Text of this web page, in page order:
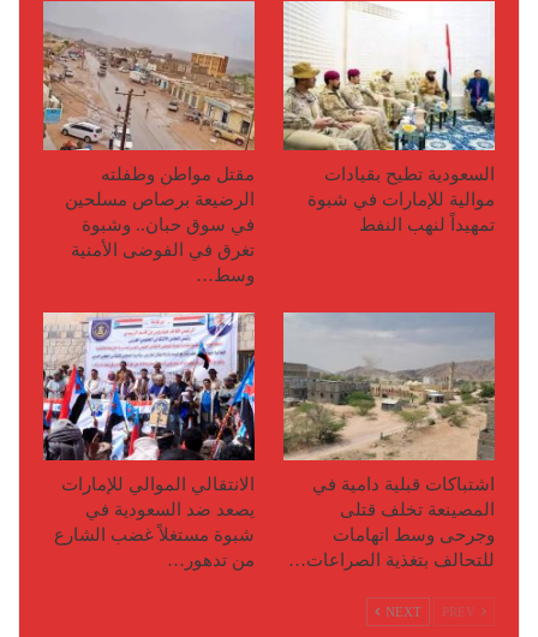
السعودية تطيح بقيادات
موالية للإمارات في شبوة
تمهيداً لنهب النفط
مقتل مواطن وطفلته
الرضيعة برصاص مسلحين
في سوق حبان.. وشبوة
تغرق في الفوضى الأمنية
وسط…
اشتباكات قبلية دامية في
المصينعة تخلف قتلى
وجرحى وسط اتهامات
للتحالف بتغذية الصراعات…
الانتقالي الموالي للإمارات
يصعد ضد السعودية في
شبوة مستغلاً غضب الشارع
من تدهور…
NEXT